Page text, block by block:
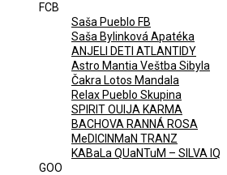
FCB
Saša Pueblo FB
Saša Bylinková Apatéka
ANJELI DETI ATLANTIDY
Astro Mantia Veštba Sibyla
Čakra Lotos Mandala
Relax Pueblo Skupina
SPIRIT OUIJA KARMA
BACHOVA RANNÁ ROSA
MeDICINMaN TRANZ
KABaLa QUaNTuM – SILVA IQ
GOO